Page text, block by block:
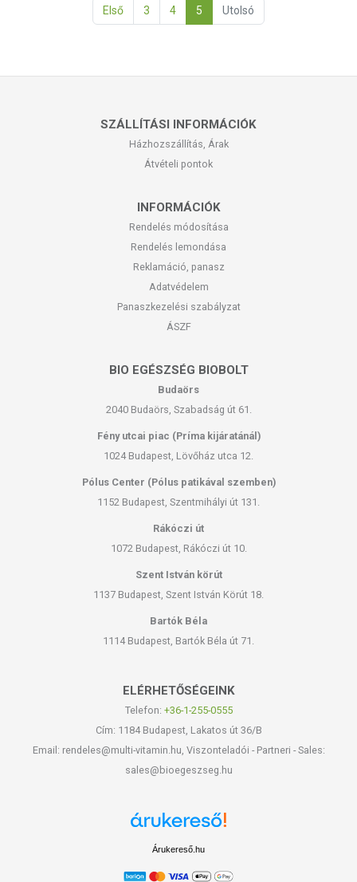
Első 3 4 5 Utolsó
SZÁLLÍTÁSI INFORMÁCIÓK
Házhozszállítás, Árak
Átvételi pontok
INFORMÁCIÓK
Rendelés módosítása
Rendelés lemondása
Reklamáció, panasz
Adatvédelem
Panaszkezelési szabályzat
ÁSZF
BIO EGÉSZSÉG BIOBOLT
Budaörs
2040 Budaörs, Szabadság út 61.
Fény utcai piac (Príma kijáratánál)
1024 Budapest, Lövőház utca 12.
Pólus Center (Pólus patikával szemben)
1152 Budapest, Szentmihályi út 131.
Rákóczi út
1072 Budapest, Rákóczi út 10.
Szent István körút
1137 Budapest, Szent István Körút 18.
Bartók Béla
1114 Budapest, Bartók Béla út 71.
ELÉRHETŐSÉGEINK
Telefon: +36-1-255-0555
Cím: 1184 Budapest, Lakatos út 36/B
Email: rendeles@multi-vitamin.hu, Viszonteladói - Partneri - Sales:
sales@bioegeszseg.hu
Árukereső.hu